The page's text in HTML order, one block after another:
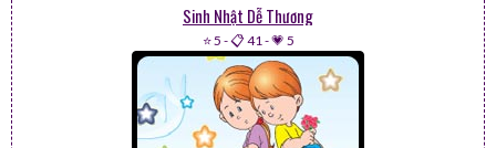
Sinh Nhật Dễ Thương
⭐ 5 -📋 41-💗 5